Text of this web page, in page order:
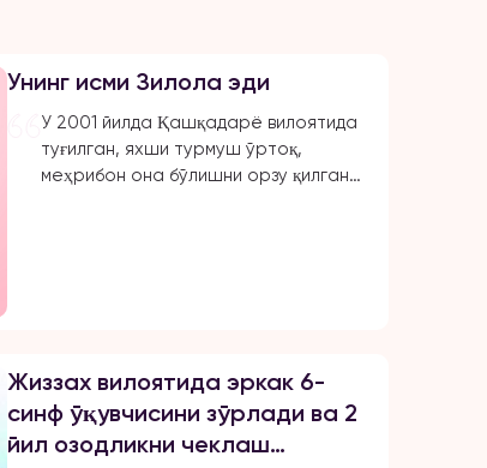
Унинг исми Зилола эди
У 2001 йилда Қашқадарё вилоятида
туғилган, яхши турмуш ўртоқ,
меҳрибон она бўлишни орзу қилган.
беришди, рўйхатга олиш бир ойдан
[…]
Жиззах вилоятида эркак 6-
синф ўқувчисини зўрлади ва 2
йил озодликни чеклаш